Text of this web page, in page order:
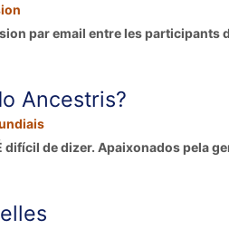
par email entre les participants
Ancestris?
de dizer. Apaixonados pela